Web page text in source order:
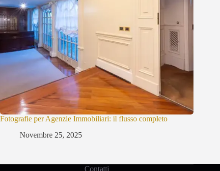
Fotografie per Agenzie Immobiliari: il flusso completo
Novembre 25, 2025
Contatti